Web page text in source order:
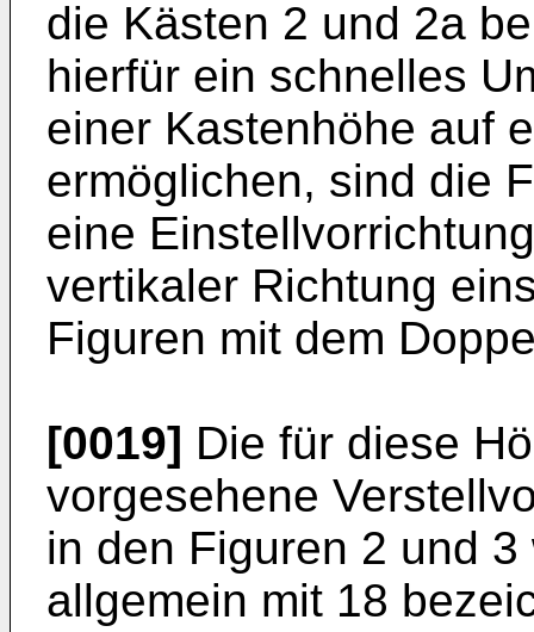
die Kästen 2 und 2a
hierfür ein schnelles
einer Kastenhöhe auf
ermöglichen, sind die
eine
vertikaler Richtung
Figuren mit dem
[0019] Die für diese
vorgesehene
in den Figuren 2 und
allgemein mit 18